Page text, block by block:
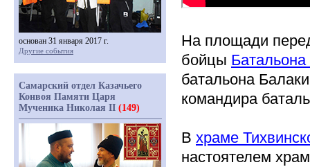
На площади
бойцы
батальона
командира
В храме
настоятелем
основан 31 января 2017 г.
Другие события
Самарский отдел Казачьего
Конвоя Памяти Царя
Мученика Николая II (149)